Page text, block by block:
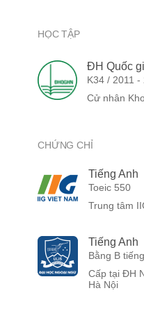
HỌC TẬP
ĐH Quốc
K34 / 2011 -
Cử nhân
CHỨNG CHỈ
Tiếng Anh
Toeic 550
Trung tâm
Tiếng Anh
Bằng B
Cấp tại ĐH
Hà Nội